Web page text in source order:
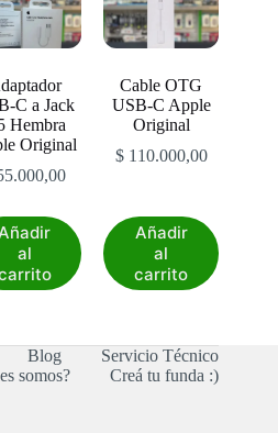
C a Jack
Hembra
Original
al
Cable OTG
USB-C Apple
Original
$110.000,00
Añadir
al
carrito
Blog
Servicio Técnico
somos?
Creá tu funda :)